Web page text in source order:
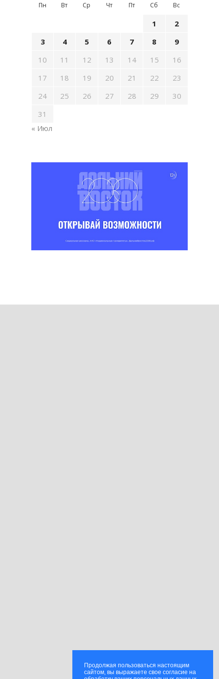
Продолжая пользоваться настоящим
сайтом, вы выражаете свое согласие на
Пн Вт Ср Чт Пт Сб Вс
1
2
3
4 5 6 7 8
9
10
11 12 13 14 15
16
17
18 19 20 21 22
23
24
25 26 27 28 29
30
31
« Июл